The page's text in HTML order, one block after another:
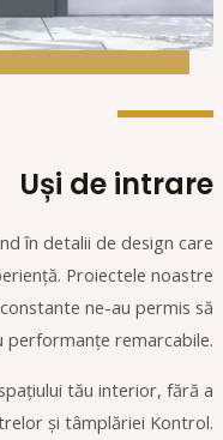
Uși de intrare
în detalii de design care
Proiectele noastre
ne-au permis să
performanțe remarcabile.
tău interior, fără a
și tâmplăriei Kontrol.